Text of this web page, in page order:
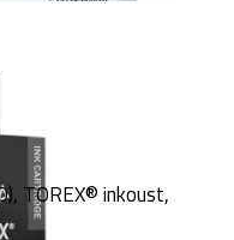
TOREX® inkoust,